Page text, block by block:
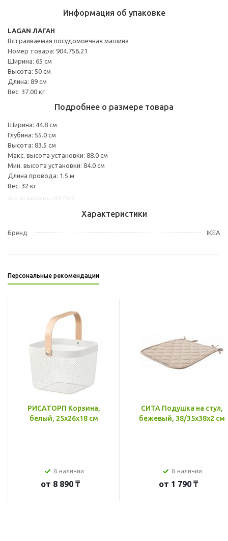
Информация об упаковке
LAGAN ЛАГАН
Встраиваемая посудомоечная машина
Номер товара: 904.756.21
Ширина: 65 см
Высота: 50 см
Длина: 89 см
Вес: 37.00 кг
Подробнее о размере товара
Ширина: 44.8 см
Глубина: 55.0 см
Высота: 83.5 см
Макс. высота установки: 88.0 см
Мин. высота установки: 84.0 см
Длина провода: 1.5 м
Вес: 32 кг
Характеристики
Бренд IKEA
Персональные рекомендации
РИСАТОРП Корзина,
белый, 25x26x18 см
В наличии
от 8 890 ₸
СИТА Подушка на стул,
бежевый, 38/35x38x2 см
В наличии
от 1 790 ₸